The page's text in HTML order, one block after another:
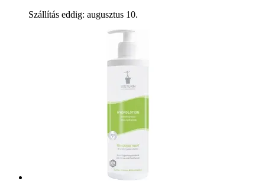
Szállítás eddig: augusztus 10.